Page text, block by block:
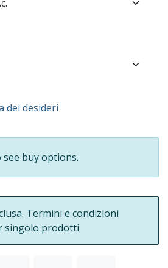
dei desideri
see buy options.
Termini e condizioni
singolo prodotti